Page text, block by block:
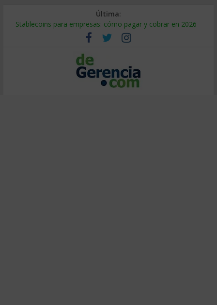
Última:
Stablecoins para empresas: cómo pagar y cobrar en 2026
Despido silencioso: qué es y por qué sale tan caro
IA en selección de personal: cómo auditarla a tiempo
Trabajo forzoso en la cadena de suministro: qué hacer
Mercado hispano de EE. UU.: cómo segmentarlo y venderle